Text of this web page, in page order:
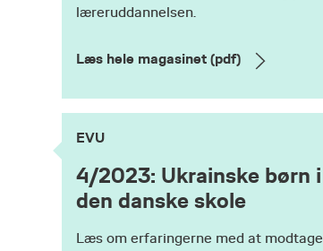
læreruddannelsen.
Læs hele magasinet (pdf)
EVU
4/2023: Ukrainske børn i
den danske skole
Læs om erfaringerne med at modtage